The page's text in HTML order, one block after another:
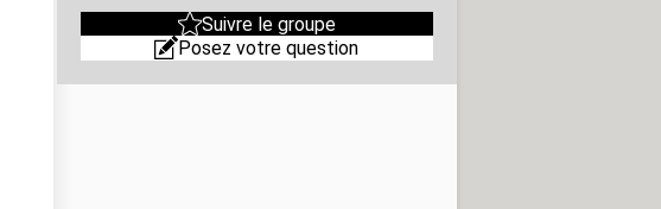
Suivre le groupe
Posez votre question